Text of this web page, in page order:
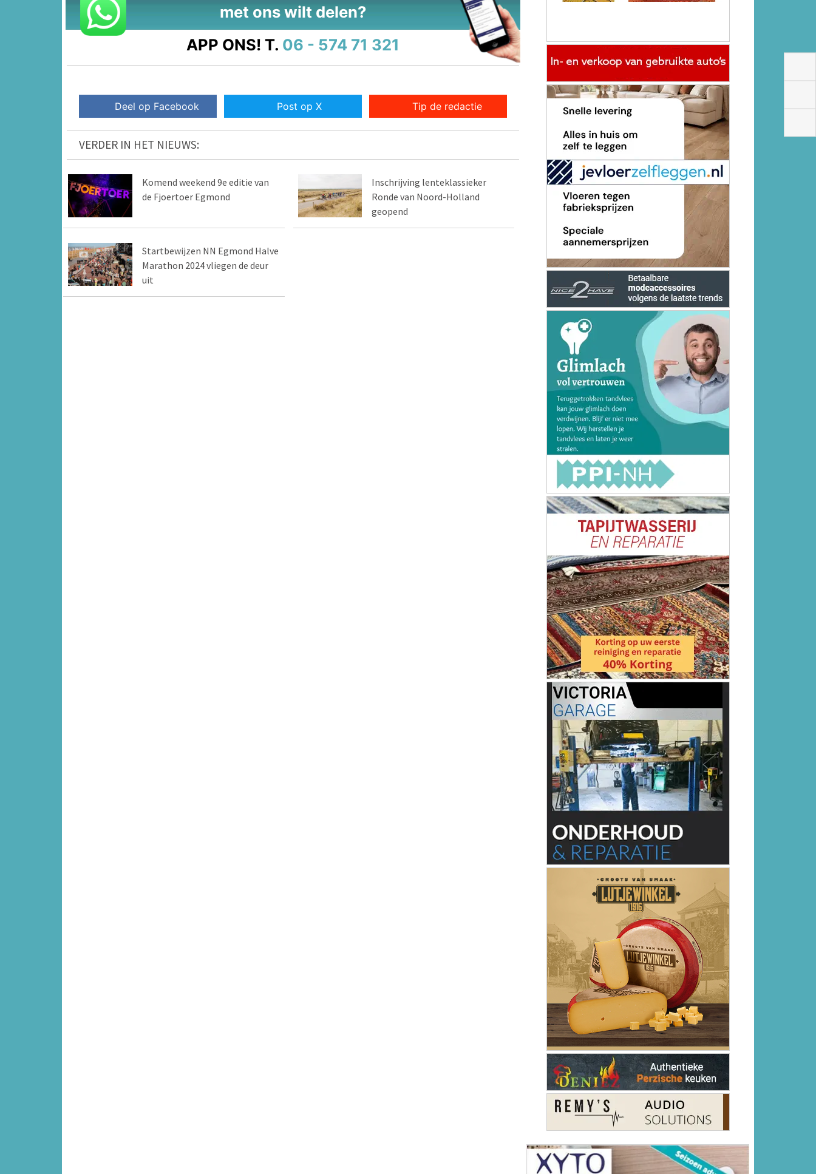
met ons wilt delen?
APP ONS! T. 06 - 574 71 321
Deel op Facebook Post op X Tip de redactie
VERDER IN HET NIEUWS:
Komend weekend 9e editie van
de Fjoertoer Egmond
Inschrijving lenteklassieker
Ronde van Noord-Holland
geopend
Startbewijzen NN Egmond Halve
Marathon 2024 vliegen de deur
uit